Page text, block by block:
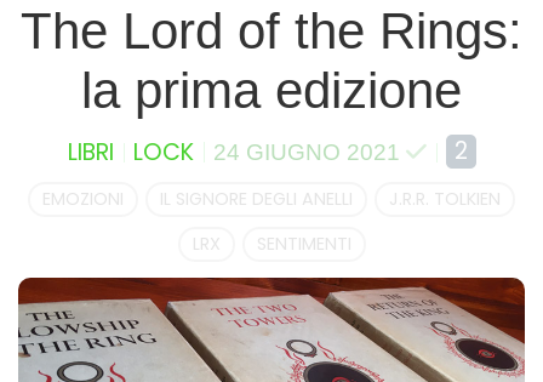
The Lord of the Rings:
la prima edizione
LIBRI LOCK 24 GIUGNO 2021 2
EMOZIONI IL SIGNORE DEGLI ANELLI
J.R.R. TOLKIEN
LRX
SENTIMENTI